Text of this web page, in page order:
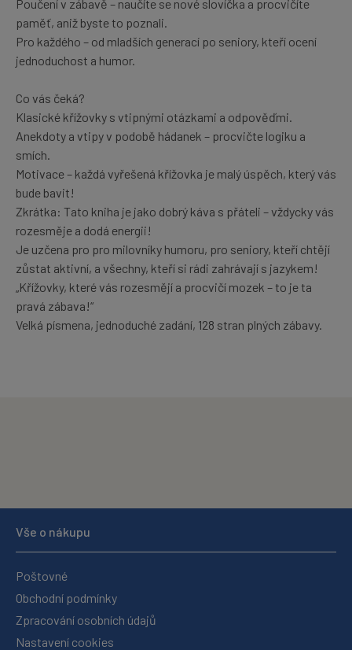
Poučení v zábavě – naučíte se nové slovíčka a procvičíte
paměť, aniž byste to poznali.
Pro každého – od mladších generací po seniory, kteří ocení
jednoduchost a humor.
Co vás čeká?
Klasické křížovky s vtipnými otázkami a odpověďmi.
Anekdoty a vtipy v podobě hádanek – procvičte logiku a
smích.
Motivace – každá vyřešená křížovka je malý úspěch, který vás
bude bavit!
Zkrátka: Tato kniha je jako dobrý káva s přáteli – vždycky vás
rozesměje a dodá energii!
Je uzčena pro pro milovníky humoru, pro seniory, kteří chtějí
zůstat aktivní, a všechny, kteří si rádi zahrávají s jazykem!
„Křížovky, které vás rozesmějí a procvičí mozek – to je ta
pravá zábava!“
Velká písmena, jednoduché zadání, 128 stran plných zábavy.
Vše o nákupu
Poštovné
Obchodní podmínky
Zpracování osobních údajů
Nastavení cookies